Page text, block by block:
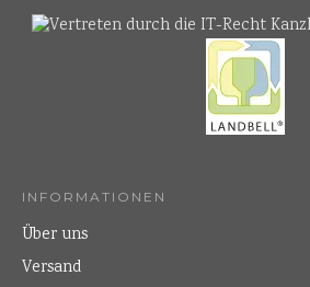
INFORMATIONEN
Über uns
Versand